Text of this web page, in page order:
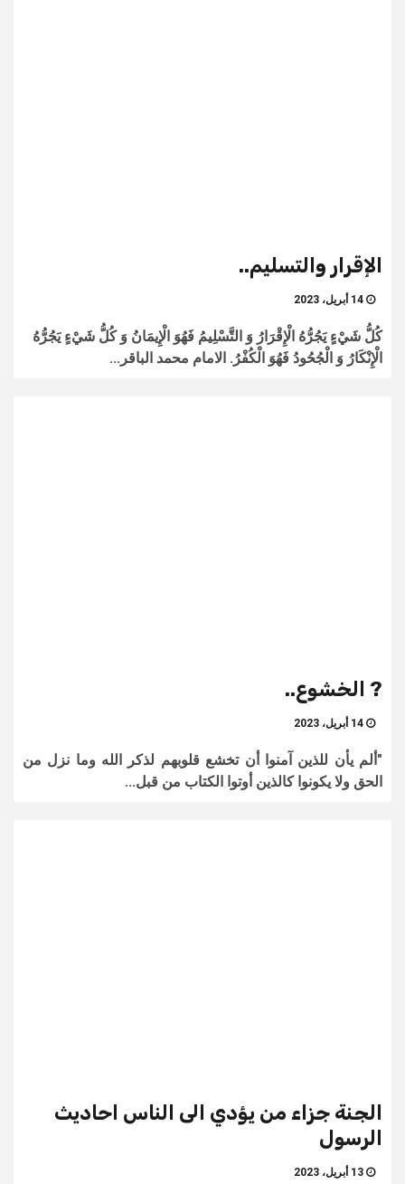
الإقرار والتسليم..
كُلُّ شَيْ‏ءٍ يَجُرُّهُ‏ الْإِقْرَارُ وَ التَّسْلِيمُ فَهُوَ الْإِيمَانُ وَ كُلُّ شَيْ‏ءٍ يَجُرُّهُ
الْإِنْكَارُ وَ الْجُحُودُ فَهُوَ الْكُفْرُ. الامام محمد الباقر...
? الخشوع..
"ألم يأن للذين آمنوا أن تخشع قلوبهم لذكر الله وما نزل من
الحق ولا يكونوا كالذين أوتوا الكتاب من قبل...
الجنة جزاء من يؤدي الى الناس احاديث
الرسول